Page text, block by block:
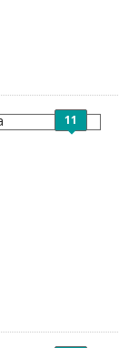
11